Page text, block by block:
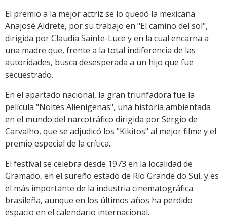
El premio a la mejor actriz se lo quedó la mexicana
Anajosé Aldrete, por su trabajo en "El camino del sol",
dirigida por Claudia Sainte-Luce y en la cual encarna a
una madre que, frente a la total indiferencia de las
autoridades, busca desesperada a un hijo que fue
secuestrado.
En el apartado nacional, la gran triunfadora fue la
película "Noites Alienígenas", una historia ambientada
en el mundo del narcotráfico dirigida por Sergio de
Carvalho, que se adjudicó los "Kikitos" al mejor filme y el
premio especial de la crítica.
El festival se celebra desde 1973 en la localidad de
Gramado, en el sureño estado de Río Grande do Sul, y es
el más importante de la industria cinematográfica
brasileña, aunque en los últimos años ha perdido
espacio en el calendario internacional.